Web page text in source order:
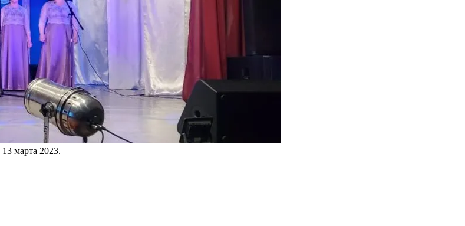
13 марта 2023.